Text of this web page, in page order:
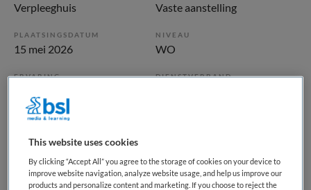
Verpleeghuis Vaste aanstelling
PLAATSINGSDATUM
15 mei 2026
NIVEAU
WO
ERVARING DIENSTVERBAND
Vacature niet beschikbaar
Deze vacature ANIOS / Basisarts Ouderengeneeskunde bij
tanteLouise is niet meer actueel. Hieronder staan enkele
This website uses cookies
By clicking “Accept All” you agree to the storage of cookies on your device to
improve website navigation, analyze website usage, and help us improve our
products and personalize content and marketing. If you choose to reject the